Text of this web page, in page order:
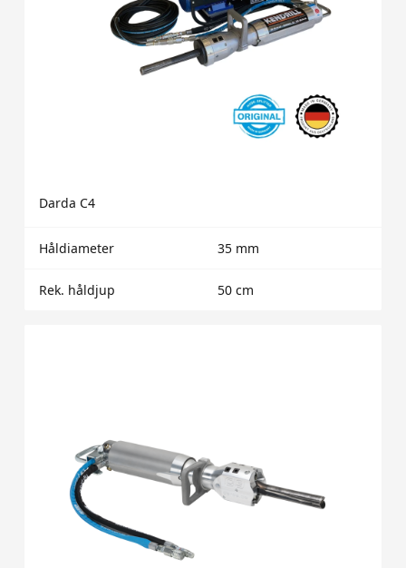
Darda C4
Håldiameter 35 mm
Rek. håldjup 50 cm